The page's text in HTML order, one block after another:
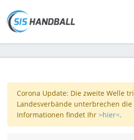
Corona Update: Die zweite Welle
Landesverbände unterbrechen die
Informationen findet Ihr >hier<.